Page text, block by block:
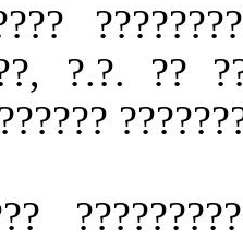
?.?. ??